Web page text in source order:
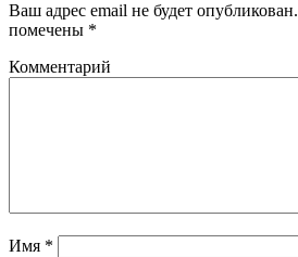
Ваш адрес email не будет опубликован.
помечены *
Комментарий
Имя *